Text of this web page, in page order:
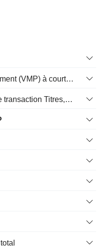
Valeur mobilières de placement (VMP) à court terme
Actifs détenus à des fins de transaction Titres, totalActifs détenus à des fins de transactions (Trading), Total.